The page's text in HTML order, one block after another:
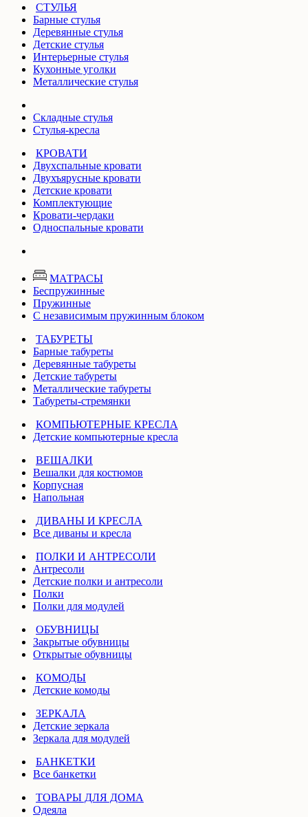
СТУЛЬЯ
Барные стулья
Деревянные стулья
Детские стулья
Интерьерные стулья
Кухонные уголки
Металлические стулья
Складные стулья
Стулья-кресла
КРОВАТИ
Двухспальные кровати
Двухъярусные кровати
Детские кровати
Комплектующие
Кровати-чердаки
Односпальные кровати
МАТРАСЫ
Беспружинные
Пружинные
С независимым пружинным блоком
ТАБУРЕТЫ
Барные табуреты
Деревянные табуреты
Детские табуреты
Металлические табуреты
Табуреты-стремянки
КОМПЬЮТЕРНЫЕ КРЕСЛА
Детские компьютерные кресла
ВЕШАЛКИ
Вешалки для костюмов
Корпусная
Напольная
ДИВАНЫ И КРЕСЛА
Все диваны и кресла
ПОЛКИ И АНТРЕСОЛИ
Антресоли
Детские полки и антресоли
Полки
Полки для модулей
ОБУВНИЦЫ
Закрытые обувницы
Открытые обувницы
КОМОДЫ
Детские комоды
ЗЕРКАЛА
Детские зеркала
Зеркала для модулей
БАНКЕТКИ
Все банкетки
ТОВАРЫ ДЛЯ ДОМА
Одеяла